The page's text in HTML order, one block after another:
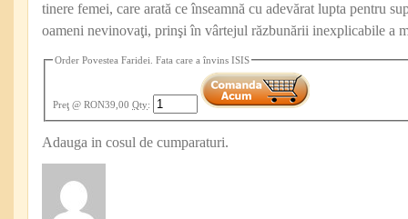
tinere femei, care arată ce înseamnă cu adevărat lupta pentru
oameni nevinovaţi, prinşi în vârtejul răzbunării inexplicabile a
Order Povestea Faridei. Fata care a învins ISIS
Preţ @ RON39,00 Qty:
Adauga in cosul de cumparaturi.